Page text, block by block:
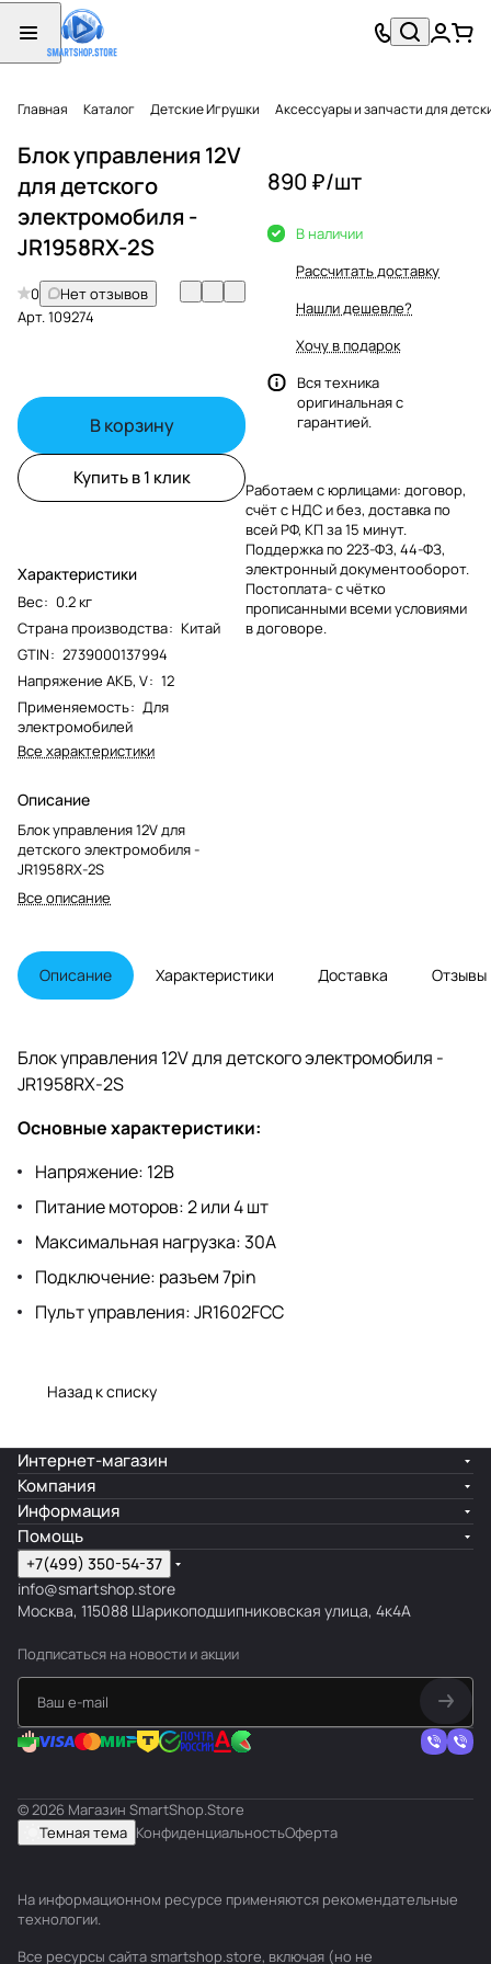
Главная Каталог Детские Игрушки Аксессуары и запчасти для
Блок управления 12V
для детского
электромобиля -
JR1958RX-2S
0
Нет отзывов
Арт.109274
В корзину
Купить в 1 клик
Характеристики
Вес: 0.2 кг
Страна производства: Китай
GTIN: 2739000137994
Напряжение АКБ, V: 12
Применяемость: Для
электромобилей
Все характеристики
Описание
Блок управления 12V для
детского электромобиля -
JR1958RX-2S
Все описание
890 ₽/шт
В наличии
Рассчитать доставку
Нашли дешевле?
Хочу в подарок
Вся техника
оригинальная с
гарантией.
Работаем с юрлицами: договор,
счёт с НДС и без, доставка по
всей РФ, КП за 15 минут.
Поддержка по 223-ФЗ, 44-ФЗ,
электронный документооборот.
Постоплата- с чётко
прописанными всеми условиями
в договоре.
Описание Характеристики Доставка Отзывы
Блок управления 12V для детского электромобиля -
JR1958RX-2S
Основные характеристики:
Напряжение: 12В
Питание моторов: 2 или 4 шт
Максимальная нагрузка: 30А
Подключение: разъем 7pin
Пульт управления: JR1602FCC
Назад к списку
Интернет-магазин
Компания
Информация
Помощь
+7(499) 350-54-37
info@smartshop.store
Москва, 115088 Шарикоподшипниковская улица, 4к4А
Подписаться на новости и акции
© 2026 Магазин SmartShop.Store
Темная тема КонфиденциальностьОферта
На информационном ресурсе применяются рекомендательные
технологии.
Все ресурсы сайта smartshop.store, включая (но не